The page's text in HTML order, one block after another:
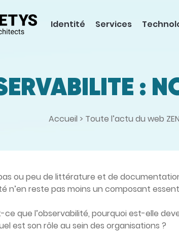
Identité Services
:
Accueil > Toute l’actu du web
pas ou peu de littérature et de
n’en reste pas moins un composant
ce que l’observabilité, pourquoi est-elle
est son rôle au sein des organisations ?